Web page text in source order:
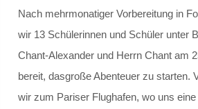
Schulleitung und Koordinatoren
Mittelstufe
Nach mehrmonatiger Vorbereitung in
wir 13 Schülerinnen und Schüler unter
Chant-Alexander und Herrn Chant am
bereit, dasgroße Abenteuer zu starten.
wir zum Pariser Flughafen, wo uns